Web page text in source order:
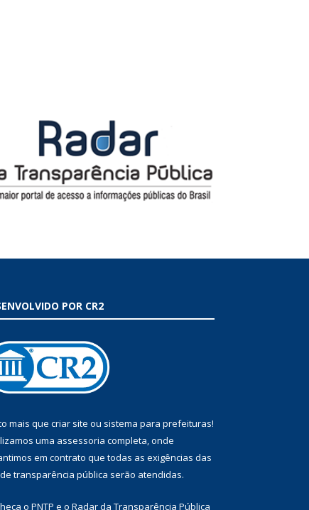
POR CR2
mais que criar site ou sistema para prefeituras!
uma assessoria completa, onde
em contrato que todas as exigências das
transparência pública serão atendidas.
o PNTP e o Radar da Transparência Pública